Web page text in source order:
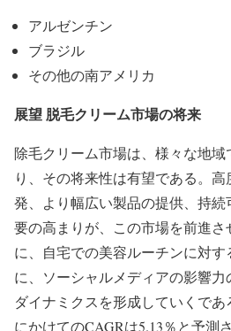
アルゼンチン
ブラジル
その他の南アメリカ
展望 脱毛クリーム市場の将来
除毛クリーム市場は、様々な地
り、その将来性は有望である。
発、より幅広い製品の提供、持
要の高まりが、この市場を前進
に、自宅での美容ルーチンに対
に、ソーシャルメディアの影響
ダイナミクスを形成していくであ
にかけてのCAGRは5.13％と予測